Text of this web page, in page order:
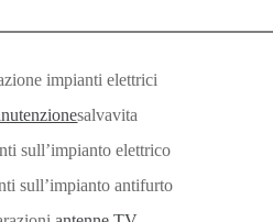
impianti elettrici
salvavita
sull’impianto elettrico
sull’impianto antifurto